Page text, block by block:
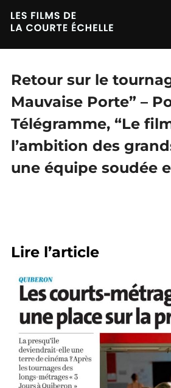
Retour sur le
Mauvaise Porte” –
Télégramme, “Le
l’ambition des
une équipe soudée
Lire l’article